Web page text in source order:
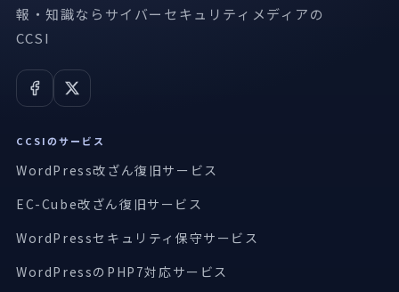
報・知識ならサイバーセキュリティメディアの
CCSI
CCSIのサービス
WordPress改ざん復旧サービス
EC-Cube改ざん復旧サービス
WordPressセキュリティ保守サービス
WordPressのPHP7対応サービス